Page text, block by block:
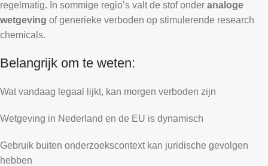
regelmatig. In sommige regio’s valt de stof onder analoge
wetgeving of generieke verboden op stimulerende research
chemicals.
Belangrijk om te weten:
Wat vandaag legaal lijkt, kan morgen verboden zijn
Wetgeving in Nederland en de EU is dynamisch
Gebruik buiten onderzoekscontext kan juridische gevolgen
hebben